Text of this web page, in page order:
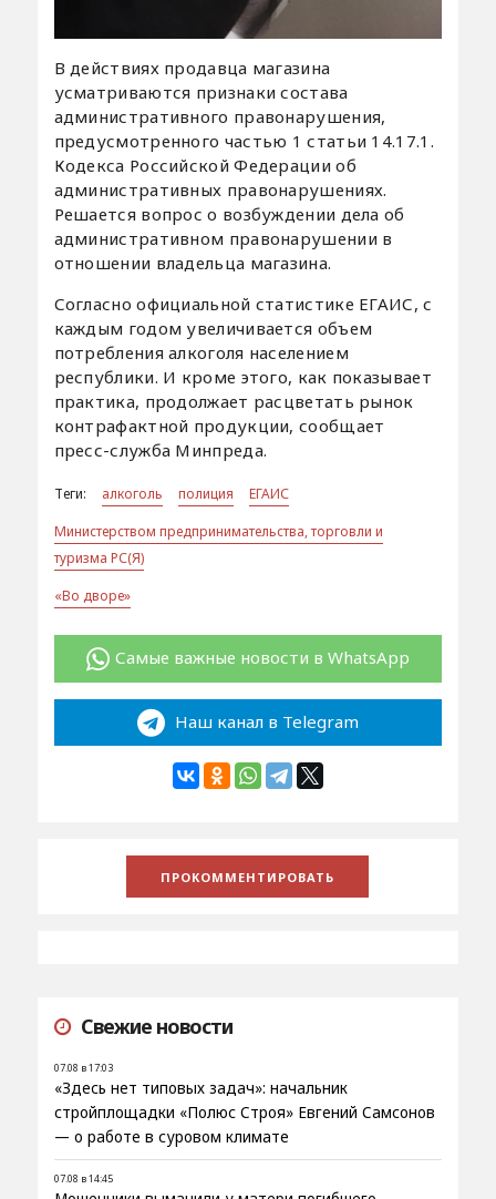
В действиях продавца магазина
усматриваются признаки состава
административного правонарушения,
предусмотренного частью 1 статьи 14.17.1.
Кодекса Российской Федерации об
административных правонарушениях.
Решается вопрос о возбуждении дела об
административном правонарушении в
отношении владельца магазина.
Согласно официальной статистике ЕГАИС, с
каждым годом увеличивается объем
потребления алкоголя населением
республики. И кроме этого, как показывает
практика, продолжает расцветать рынок
контрафактной продукции, сообщает
пресс-служба Минпреда.
Теги: алкоголь полиция
ЕГАИС
Министерством предпринимательства, торговли и
туризма РС(Я)
«Во дворе»
Самые важные новости в WhatsApp
Наш канал в Telegram
Свежие новости
07.08 в 17:03
«Здесь нет типовых задач»: начальник
стройплощадки «Полюс Строя» Евгений Самсонов
— о работе в суровом климате
07.08 в 14:45